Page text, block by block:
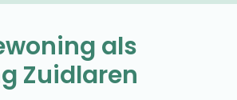
als
Zuidlaren